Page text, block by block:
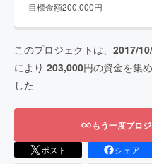
目標金額200,000円
このプロジェクトは、 2017/
により 203,000円の資金を集め
した
もう一度プロ
ポスト シェア